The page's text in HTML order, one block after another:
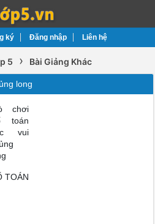
ký Đăng nhập Liên hệ
5 › Bài Giảng Khác
long
chơi
toán
vui
TOÁN